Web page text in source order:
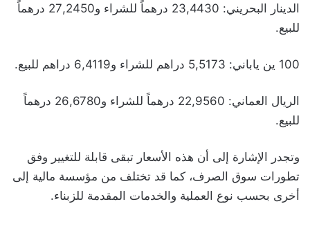
الدينار البحريني: 23,4430 درهماً للشراء و27,2450 درهماً
للبيع.
100 ين ياباني: 5,5173 دراهم للشراء و6,4119 دراهم للبيع.
الريال العماني: 22,9560 درهماً للشراء و26,6780 درهماً
للبيع.
وتجدر الإشارة إلى أن هذه الأسعار تبقى قابلة للتغيير وفق
تطورات سوق الصرف، كما قد تختلف من مؤسسة مالية إلى
أخرى بحسب نوع العملية والخدمات المقدمة للزبناء.